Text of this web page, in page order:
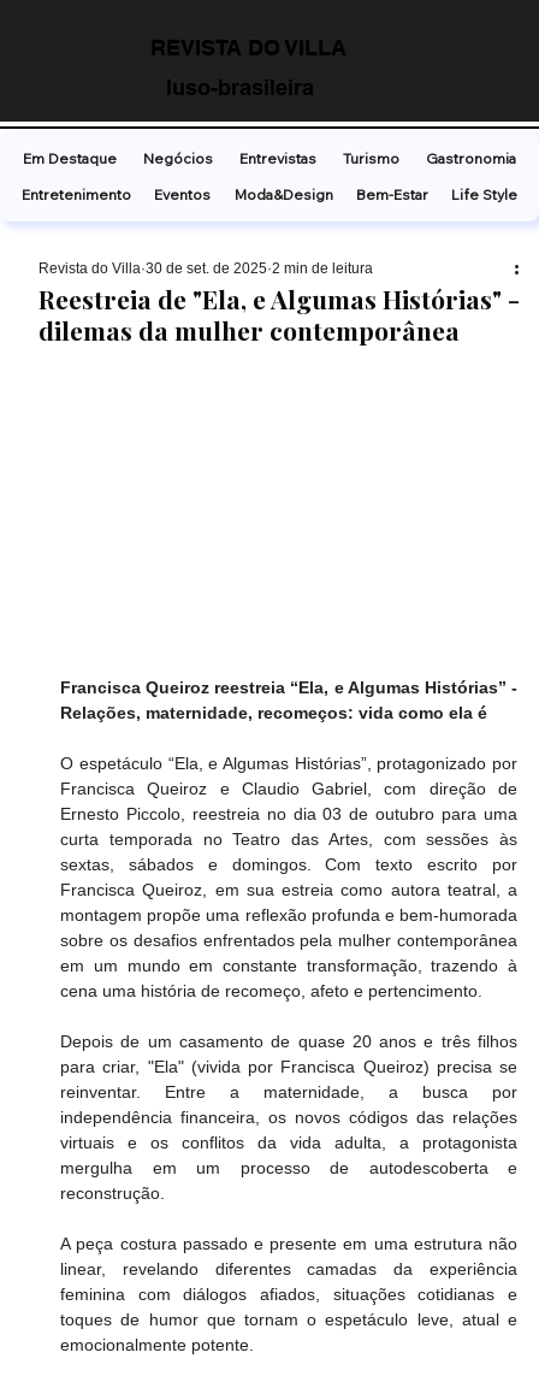
REVISTA DO VILLA
luso-brasileira
Reestreia de "Ela, e Algumas Histórias" -
dilemas da mulher contemporânea
Revista do Villa 30 de set. de 2025 2 min de leitura
Francisca Queiroz reestreia “Ela, e Algumas Histórias” -
Relações, maternidade, recomeços: vida como ela é
O espetáculo “Ela, e Algumas Histórias”, protagonizado por
Francisca Queiroz e Claudio Gabriel, com direção de
Ernesto Piccolo, reestreia no dia 03 de outubro para uma
curta temporada no Teatro das Artes, com sessões às
sextas, sábados e domingos. Com texto escrito por
Francisca Queiroz, em sua estreia como autora teatral, a
montagem propõe uma reflexão profunda e bem-humorada
sobre os desafios enfrentados pela mulher contemporânea
em um mundo em constante transformação, trazendo à
cena uma história de recomeço, afeto e pertencimento.
Depois de um casamento de quase 20 anos e três filhos
para criar, "Ela" (vivida por Francisca Queiroz) precisa se
reinventar. Entre a maternidade, a busca por
independência financeira, os novos códigos das relações
virtuais e os conflitos da vida adulta, a protagonista
mergulha em um processo de autodescoberta e
reconstrução.
A peça costura passado e presente em uma estrutura não
linear, revelando diferentes camadas da experiência
feminina com diálogos afiados, situações cotidianas e
toques de humor que tornam o espetáculo leve, atual e
emocionalmente potente.
Em Destaque Negócios Entrevistas Turismo
Gastronomia
Entretenimento
Eventos Moda&Design Bem-Estar Life Style